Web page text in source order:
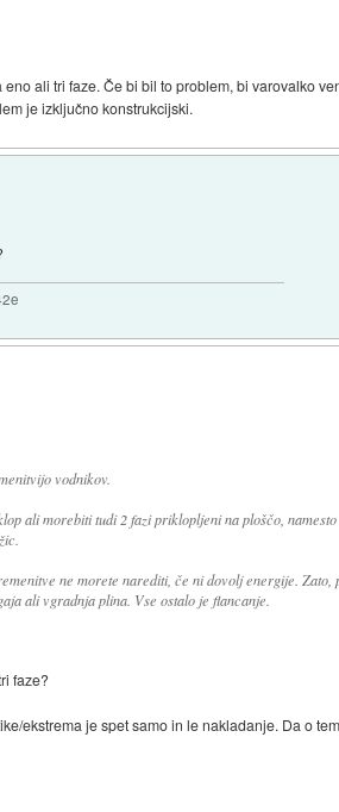
ali tri faze. Če bi bil to problem, bi varovalko
je izključno konstrukcijski.
vodnikov.
ali morebiti tudi 2 fazi priklopljeni na ploščo, namesto
ne morete narediti, če ni dovolj energije. Zato,
ali vgradnja plina. Vse ostalo je flancanje.
faze?
ekstrema je spet samo in le nakladanje. Da o